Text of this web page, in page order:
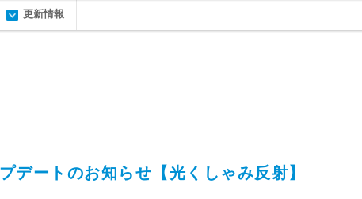
更新情報
ートのお知らせ【光くしゃみ反射】